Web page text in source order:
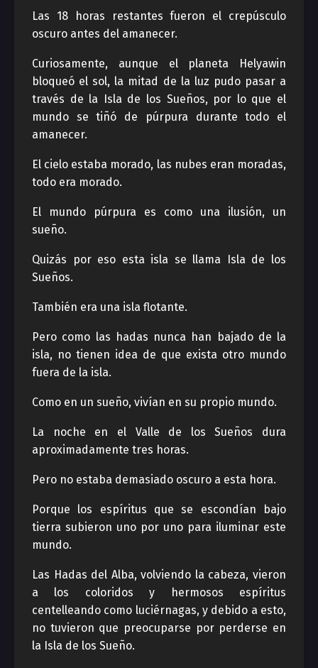
Las 18 horas restantes fueron el crepúsculo
oscuro antes del amanecer.
Curiosamente, aunque el planeta Helyawin
bloqueó el sol, la mitad de la luz pudo pasar a
través de la Isla de los Sueños, por lo que el
mundo se tiñó de púrpura durante todo el
amanecer.
El cielo estaba morado, las nubes eran moradas,
todo era morado.
El mundo púrpura es como una ilusión, un
sueño.
Quizás por eso esta isla se llama Isla de los
Sueños.
También era una isla flotante.
Pero como las hadas nunca han bajado de la
isla, no tienen idea de que exista otro mundo
fuera de la isla.
Como en un sueño, vivían en su propio mundo.
La noche en el Valle de los Sueños dura
aproximadamente tres horas.
Pero no estaba demasiado oscuro a esta hora.
Porque los espíritus que se escondían bajo
tierra subieron uno por uno para iluminar este
mundo.
Las Hadas del Alba, volviendo la cabeza, vieron
a los coloridos y hermosos espíritus
centelleando como luciérnagas, y debido a esto,
no tuvieron que preocuparse por perderse en
la Isla de los Sueño.